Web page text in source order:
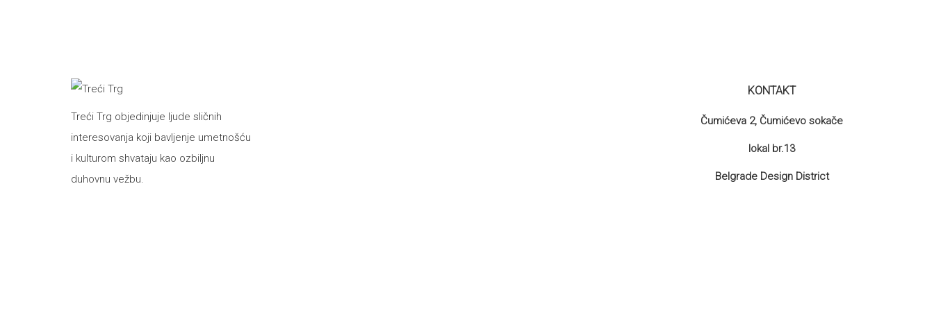
Treći Trg objedinjuje ljude sličnih
interesovanja koji bavljenje umetnošću
i kulturom shvataju kao ozbiljnu
duhovnu vežbu.
KONTAKT
Čumićeva 2, Čumićevo sokače
lokal br.13
Belgrade Design District